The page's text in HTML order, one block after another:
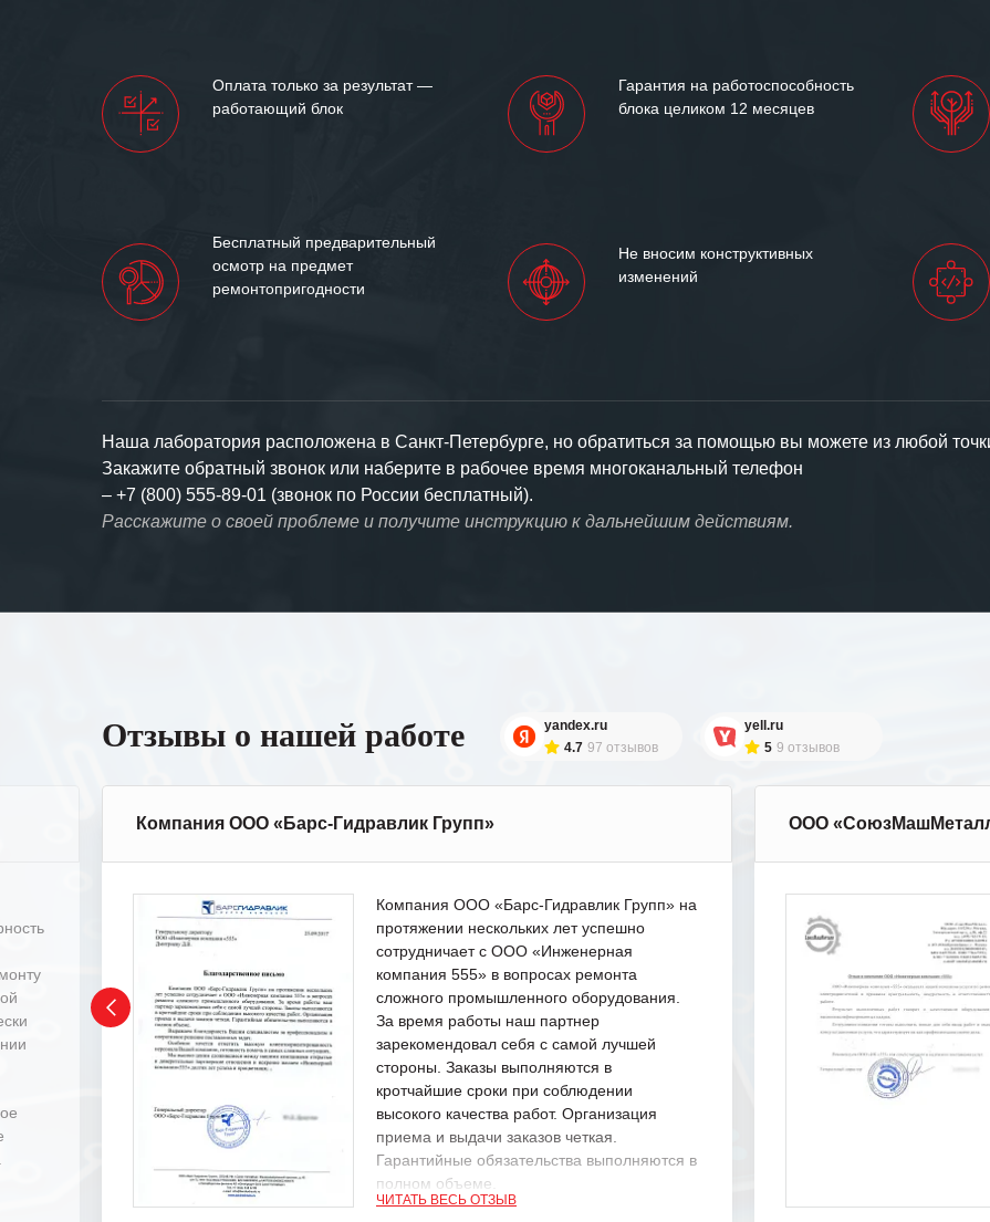
Оплата только за результат —
работающий блок
Гарантия на работоспособность
блока целиком 12 месяцев
Бесплатный предварительный
осмотр на предмет
ремонтопригодности
Не вносим конструктивных
изменений
Наша лаборатория расположена в Санкт-Петербурге, но обратиться за помощью вы можете из любой
Закажите обратный звонок или наберите в рабочее время многоканальный телефон
– +7 (800) 555-89-01 (звонок по России бесплатный).
Расскажите о своей проблеме и получите инструкцию к дальнейшим действиям.
Отзывы о нашей работе
yandex.ru
4.7 97 отзывов
yell.ru
5 9 отзывов
Компания ООО «Барс-Гидравлик Групп»
Компания ООО «Барс-Гидравлик Групп» на
протяжении нескольких лет успешно
сотрудничает с ООО «Инженерная
компания 555» в вопросах ремонта
сложного промышленного оборудования.
За время работы наш партнер
зарекомендовал себя с самой лучшей
стороны. Заказы выполняются в
кротчайшие сроки при соблюдении
высокого качества работ. Организация
приема и выдачи заказов четкая.
Гарантийные обязательства выполняются в
полном объеме.
ЧИТАТЬ ВЕСЬ ОТЗЫВ
ООО